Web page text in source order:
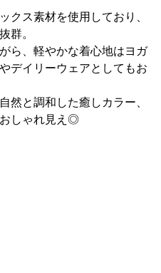
クス素材を使用しており、
群。
ら、軽やかな着心地はヨガ
デイリーウェアとしてもお
然と調和した癒しカラー、
おしゃれ見え◎